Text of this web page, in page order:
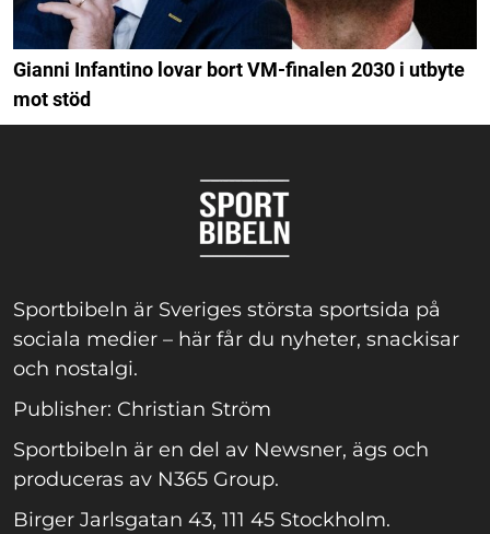
Gianni Infantino lovar bort VM-finalen 2030 i utbyte
mot stöd
Sportbibeln är Sveriges största sportsida på
sociala medier – här får du nyheter, snackisar
och nostalgi.
Publisher: Christian Ström
Sportbibeln är en del av Newsner, ägs och
produceras av N365 Group.
Birger Jarlsgatan 43, 111 45 Stockholm.